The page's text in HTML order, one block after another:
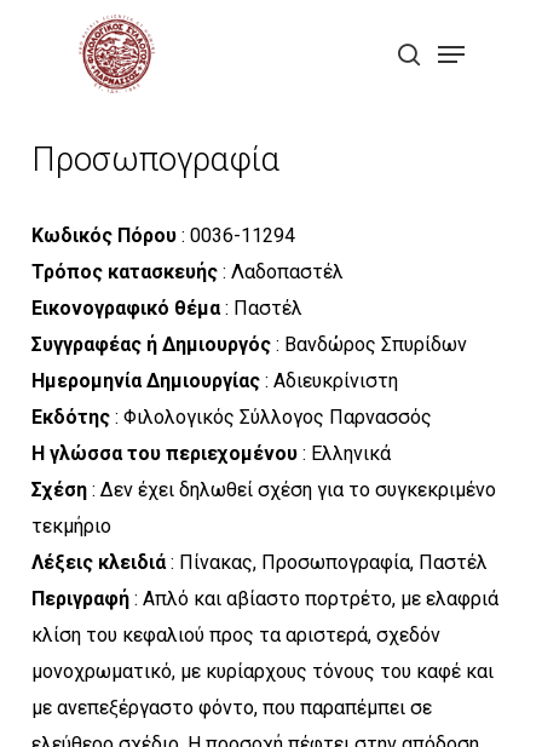
search
Menu
Προσωπογραφία
Κωδικός Πόρου: 0036-11294
Τρόπος κατασκευής: Λαδοπαστέλ
Εικονογραφικό θέμα: Παστέλ
Συγγραφέας ή Δημιουργός: Βανδώρος Σπυρίδων
Ημερομηνία Δημιουργίας: Αδιευκρίνιστη
Εκδότης: Φιλολογικός Σύλλογος Παρνασσός
Η γλώσσα του περιεχομένου: Ελληνικά
Σχέση: Δεν έχει δηλωθεί σχέση για το συγκεκριμένο
τεκμήριο
Λέξεις κλειδιά: Πίνακας, Προσωπογραφία, Παστέλ
Περιγραφή: Απλό και αβίαστο πορτρέτο, με ελαφριά
κλίση του κεφαλιού προς τα αριστερά, σχεδόν
μονοχρωματικό, με κυρίαρχους τόνους του καφέ και
με ανεπεξέργαστο φόντο, που παραπέμπει σε